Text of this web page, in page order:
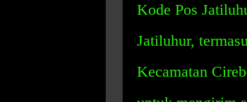
Kode Pos
Jatiluhur,
Kecamatan